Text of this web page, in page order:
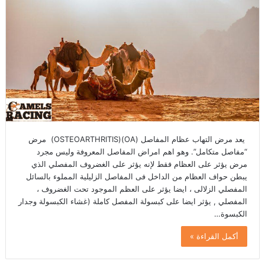
يعد مرض التهاب عظام المفاصل (OA)(OSTEOARTHRITIS) مرض
“مفاصل متكامل”. وهو اهم امراض المفاصل المعروفة وليس مجرد
مرض يؤثر على العظام فقط لإنه يؤثر على الغضروف المفصلي الذي
يبطن حواف العظام من الداخل فى المفاصل الزليلية المملوء بالسائل
المفصلي الزلالى ، ايضا يؤثر على العظم الموجود تحت الغضروف ،
المفصلي , يؤثر ايضا على كبسولة المفصل كاملة (غشاء الكبسولة وجدار
الكبسوة…
أكمل القراءة »